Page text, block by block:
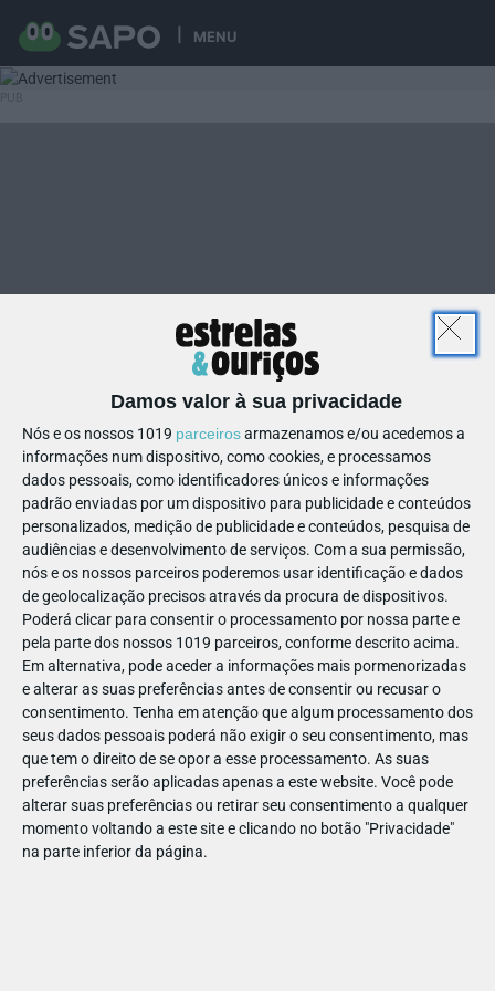
MENU
Damos valor à sua privacidade
Nós e os nossos 1019 parceirosarmazenamos e/ou acedemos a
informações num dispositivo, como cookies, e processamos
dados pessoais, como identificadores únicos e informações
padrão enviadas por um dispositivo para publicidade e conteúdos
personalizados, medição de publicidade e conteúdos, pesquisa de
audiências e desenvolvimento de serviços. Com a sua permissão,
nós e os nossos parceiros poderemos usar identificação e dados
de geolocalização precisos através da procura de dispositivos.
Poderá clicar para consentir o processamento por nossa parte e
pela parte dos nossos 1019 parceiros, conforme descrito acima.
Em alternativa, pode aceder a informações mais pormenorizadas
e alterar as suas preferências antes de consentir ou recusar o
consentimento. Tenha em atenção que algum processamento dos
seus dados pessoais poderá não exigir o seu consentimento, mas
que tem o direito de se opor a esse processamento. As suas
preferências serão aplicadas apenas a este website. Você pode
alterar suas preferências ou retirar seu consentimento a qualquer
momento voltando a este site e clicando no botão "Privacidade"
na parte inferior da página.
23
708771208496840